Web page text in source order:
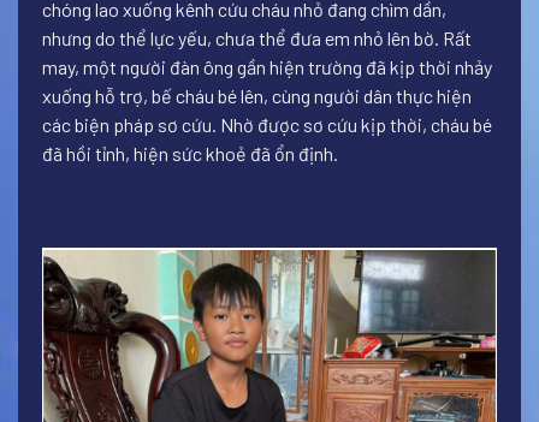
chóng lao xuống kênh cứu cháu nhỏ đang chìm dần,
nhưng do thể lực yếu, chưa thể đưa em nhỏ lên bờ. Rất
may, một người đàn ông gần hiện trường đã kịp thời nhảy
xuống hỗ trợ, bế cháu bé lên, cùng người dân thực hiện
các biện pháp sơ cứu. Nhờ được sơ cứu kịp thời, cháu bé
đã hồi tỉnh, hiện sức khoẻ đã ổn định.